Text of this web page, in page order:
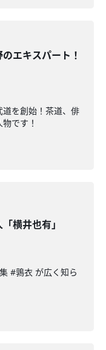
エキスパート！
を創始！茶道、俳
です！
横井也有」
#鶉衣 が広く知ら